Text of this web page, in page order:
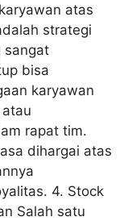
atas
strategi
sangat
bisa
karyawan
rapat tim.
dihargai atas
4. Stock
Salah satu